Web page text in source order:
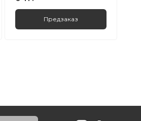
Предзаказ